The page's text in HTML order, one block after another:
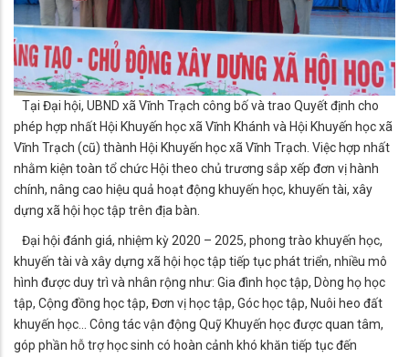
​ Tại Đại hội, UBND xã Vĩnh Trạch công bố và trao Quyết định cho
phép hợp nhất Hội Khuyến học xã Vĩnh Khánh và Hội Khuyến học xã
Vĩnh Trạch (cũ) thành Hội Khuyến học xã Vĩnh Trạch. Việc hợp nhất
nhằm kiện toàn tổ chức Hội theo chủ trương sắp xếp đơn vị hành
chính, nâng cao hiệu quả hoạt động khuyến học, khuyến tài, xây
dựng xã hội học tập trên địa bàn.
​ Đại hội đánh giá, nhiệm kỳ 2020 – 2025, phong trào khuyến học,
khuyến tài và xây dựng xã hội học tập tiếp tục phát triển, nhiều mô
hình được duy trì và nhân rộng như: Gia đình học tập, Dòng họ học
tập, Cộng đồng học tập, Đơn vị học tập, Góc học tập, Nuôi heo đất
khuyến học... Công tác vận động Quỹ Khuyến học được quan tâm,
góp phần hỗ trợ học sinh có hoàn cảnh khó khăn tiếp tục đến